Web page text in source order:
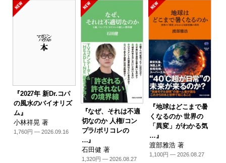
『2027年 新Dr.コパ
の風水のバイオリズ
ム』
小林祥晃 著
1,760円 — 2026.09.16
『なぜ、それは不適
切なのか 人権/コン
プラ/ポリコレの
…』
石田健 著
1,320円 — 2026.08.27
『地球はどこまで暑
くなるのか 世界の
「異変」がわかる気
…』
渡部雅浩 著
1,100円 — 2026.08.27